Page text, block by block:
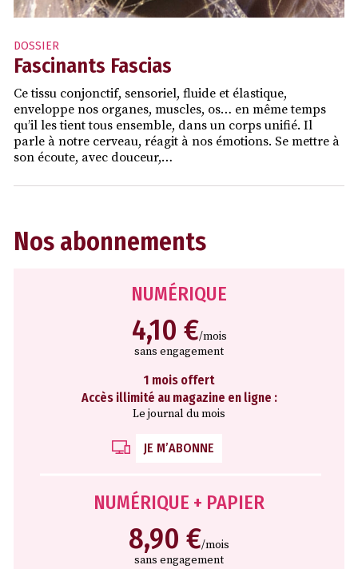
DOSSIER
Fascinants Fascias
Ce tissu conjonctif, sensoriel, fluide et élastique,
enveloppe nos organes, muscles, os… en même temps
qu’il les tient tous ensemble, dans un corps unifié. Il
parle à notre cerveau, réagit à nos émotions. Se mettre à
son écoute, avec douceur,…
Nos abonnements
NUMÉRIQUE
4,10 €/mois
sans engagement
1 mois offert
Accès illimité au magazine en ligne :
Le journal du mois
JE M’ABONNE
NUMÉRIQUE + PAPIER
8,90 €/mois
sans engagement